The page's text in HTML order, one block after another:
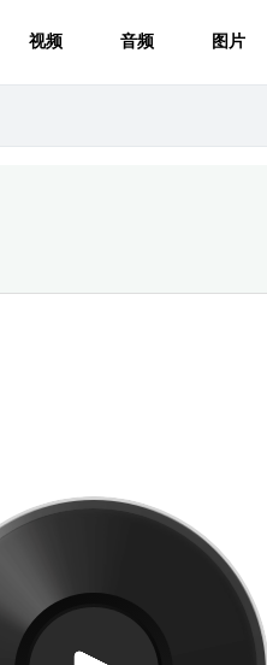
视频 音频 图片